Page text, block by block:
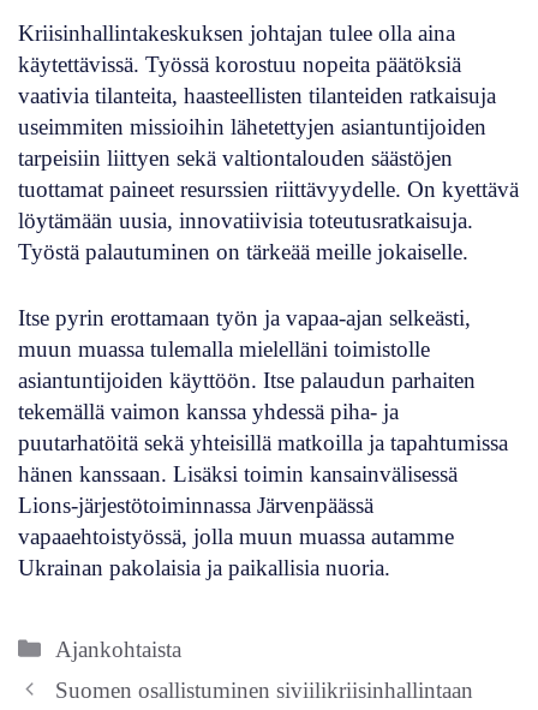
Kriisinhallintakeskuksen johtajan tulee olla aina
käytettävissä. Työssä korostuu nopeita päätöksiä
vaativia tilanteita, haasteellisten tilanteiden ratkaisuja
useimmiten missioihin lähetettyjen asiantuntijoiden
tarpeisiin liittyen sekä valtiontalouden säästöjen
tuottamat paineet resurssien riittävyydelle. On kyettävä
löytämään uusia, innovatiivisia toteutusratkaisuja.
Työstä palautuminen on tärkeää meille jokaiselle.
Itse pyrin erottamaan työn ja vapaa-ajan selkeästi,
muun muassa tulemalla mielelläni toimistolle
asiantuntijoiden käyttöön. Itse palaudun parhaiten
tekemällä vaimon kanssa yhdessä piha- ja
puutarhatöitä sekä yhteisillä matkoilla ja tapahtumissa
hänen kanssaan. Lisäksi toimin kansainvälisessä
Lions-järjestötoiminnassa Järvenpäässä
vapaaehtoistyössä, jolla muun muassa autamme
Ukrainan pakolaisia ja paikallisia nuoria.
Kategoriat
Ajankohtaista
Suomen osallistuminen siviilikriisinhallintaan